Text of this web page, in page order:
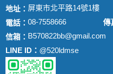
地址：屏東市北平路14號1樓
電話：08-7558666 傳
信箱： B570822bb@gmail.com
LINE ID： @520ldmse